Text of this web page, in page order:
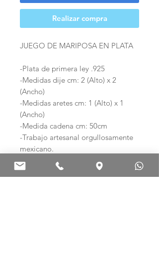
Realizar compra
JUEGO DE MARIPOSA EN PLATA
-Plata de primera ley .925
-Medidas dije cm: 2 (Alto) x 2
(Ancho)
-Medidas aretes cm: 1 (Alto) x 1
(Ancho)
-Medida cadena cm: 50cm
-Trabajo artesanal orgullosamente
mexicano.